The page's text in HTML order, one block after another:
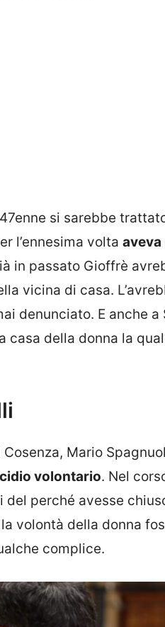
si sarebbe
l’ennesima volta
in passato Gioffrè
vicina di casa.
denunciato. E anche a
casa della donna la
Mario
volontario. Nel
perché avesse
volontà della donna
complice.